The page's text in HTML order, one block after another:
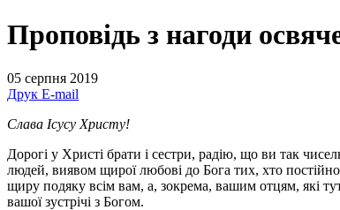
Проповідь з нагоди
05 серпня 2019
Друк E-mail
Слава Ісусу Христу!
Дорогі у Христі брати і сестри, радію, що ви так
людей, виявом щирої любові до Бога тих, хто
щиру подяку всім вам, а, зокрема, вашим отцям, які
вашої зустрічі з Богом.